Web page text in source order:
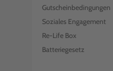
Gutscheinbedingungen
Soziales Engagement
Re-Life Box
Batteriegesetz